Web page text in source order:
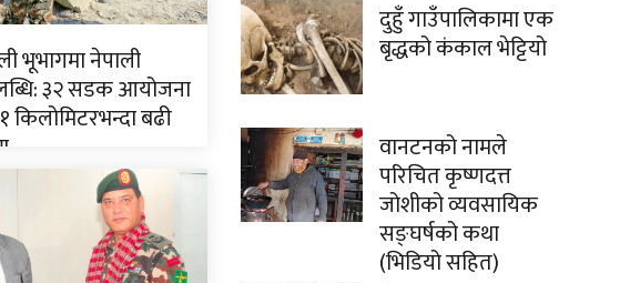
भूभागमा नेपाली
३२ सडक आयोजना
किलोमिटरभन्दा बढी
दुहुँ गाउँपालिकामा एक
बृद्धको कंकाल भेट्टियो
वानटनको नामले
परिचित कृष्णदत्त
जोशीको व्यवसायिक
सङ्घर्षको कथा
(भिडियो सहित)